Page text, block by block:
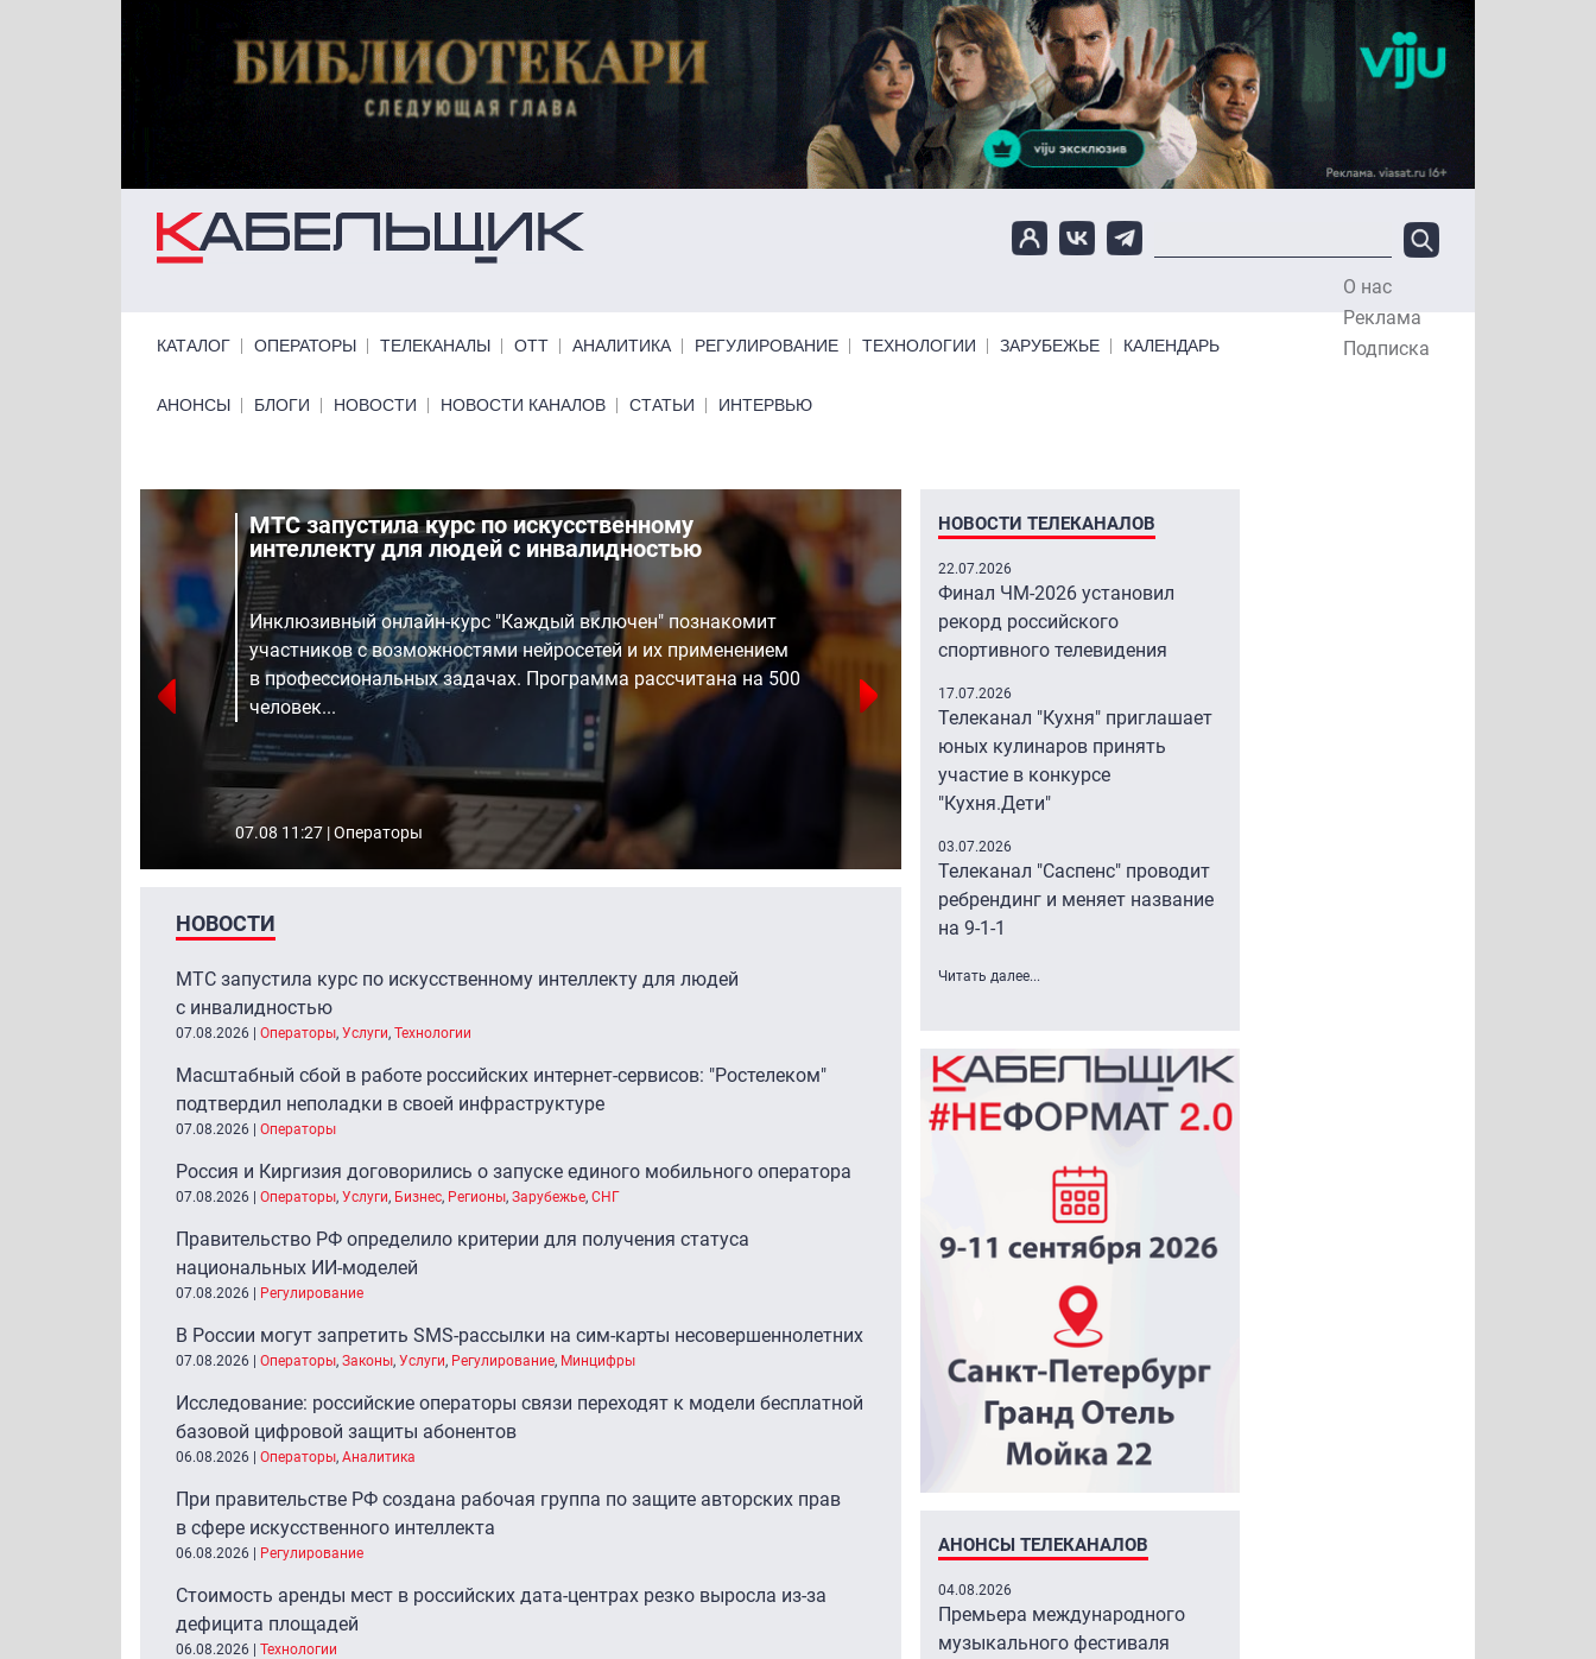
О нас
Реклама
Подписка
КАТАЛОГ ОПЕРАТОРЫ ТЕЛЕКАНАЛЫ ОТТ АНАЛИТИКА РЕГУЛИРОВАНИЕ ТЕХНОЛОГИИ ЗАРУБЕЖЬЕ КАЛЕНДАРЬ
Primary links bottom
АНОНСЫ БЛОГИ НОВОСТИ НОВОСТИ КАНАЛОВ СТАТЬИ ИНТЕРВЬЮ
МТС запустила курс по искусственному
интеллекту для людей с инвалидностью
Инклюзивный онлайн-курс "Каждый включен" познакомит
участников с возможностями нейросетей и их применением
в профессиональных задачах. Программа рассчитана на 500
человек...
07.08 11:27 |Операторы
Масштабный сбой в работе российских интернет-
сервисов: "Ростелеком" подтвердил неполадки
Массовый технический сбой в инфраструктуре "Ростелекома"
и Avito....
НОВОСТИ
МТС запустила курс по искусственному интеллекту для людей
с инвалидностью
07.08.2026 | Операторы, Услуги, Технологии
Масштабный сбой в работе российских интернет-сервисов: "Ростелеком"
подтвердил неполадки в своей инфраструктуре
07.08.2026 | Операторы
Россия и Киргизия договорились о запуске единого мобильного оператора
07.08.2026 | Операторы, Услуги, Бизнес, Регионы, Зарубежье, СНГ
Правительство РФ определило критерии для получения статуса
национальных ИИ-моделей
07.08.2026 | Регулирование
В России могут запретить SMS-рассылки на сим-карты несовершеннолетних
07.08.2026 | Операторы, Законы, Услуги, Регулирование, Минцифры
Исследование: российские операторы связи переходят к модели бесплатной
базовой цифровой защиты абонентов
06.08.2026 | Операторы, Аналитика
При правительстве РФ создана рабочая группа по защите авторских прав
в сфере искусственного интеллекта
06.08.2026 | Регулирование
Стоимость аренды мест в российских дата-центрах резко выросла из-за
дефицита площадей
06.08.2026 | Технологии
НОВОСТИ ТЕЛЕКАНАЛОВ
22.07.2026
Финал ЧМ-2026 установил
рекорд российского
спортивного телевидения
17.07.2026
Телеканал "Кухня" приглашает
юных кулинаров принять
участие в конкурсе
"Кухня.Дети"
03.07.2026
Телеканал "Саспенс" проводит
ребрендинг и меняет название
на 9-1-1
Читать далее...
АНОНСЫ ТЕЛЕКАНАЛОВ
04.08.2026
Премьера международного
музыкального фестиваля